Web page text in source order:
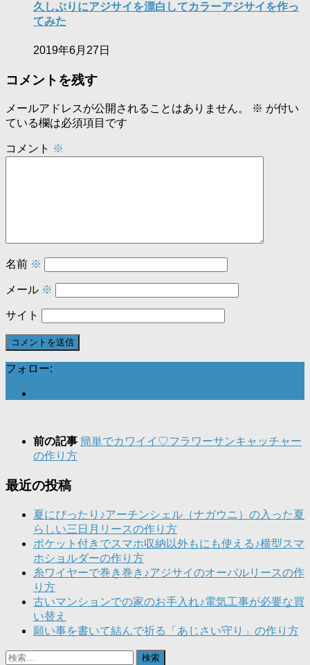
久しぶりにアジサイを漂白してカラーアジサイを作っ
てみた
2019年6月27日
コメントを残す
メールアドレスが公開されることはありません。 ※ が付い
ている欄は必須項目です
コメント ※
名前 ※
メール ※
サイト
フォロー:
前の記事 簡単でカワイイ♡フラワーサンキャッチャー
の作り方
最近の投稿
夏にぴったり♪アーチンシェル（ナガウニ）の入った夏
らしい三日月リースの作り方
ポケット付きでスマホ収納以外もにも使える♪横型スマ
ホショルダーの作り方
糸ワイヤーで巻き巻き♪アジサイのオーバルリースの作
り方
古いマンションでの家のお手入れ♪電気工事が必要な買
い替え
願い事を書いて結んで祈る「あじさい守り」の作り方
検